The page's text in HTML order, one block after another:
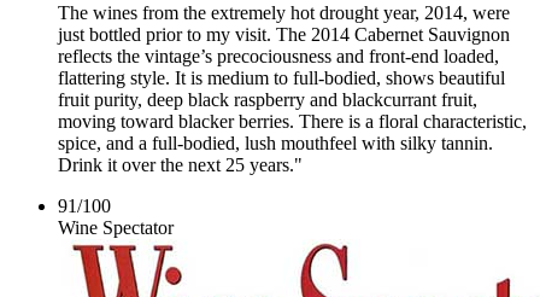
The wines from the extremely hot drought year, 2014, were
just bottled prior to my visit. The 2014 Cabernet Sauvignon
reflects the vintage’s precociousness and front-end loaded,
flattering style. It is medium to full-bodied, shows beautiful
fruit purity, deep black raspberry and blackcurrant fruit,
moving toward blacker berries. There is a floral characteristic,
spice, and a full-bodied, lush mouthfeel with silky tannin.
Drink it over the next 25 years."
91/100
Wine Spectator